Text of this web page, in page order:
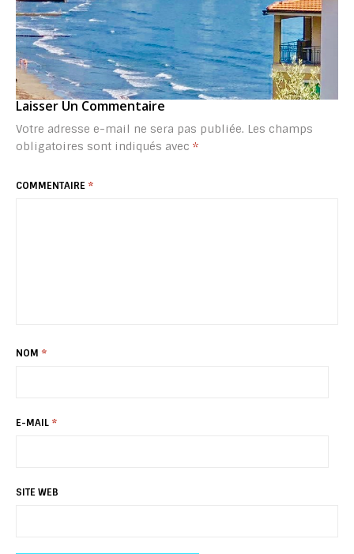
Laisser Un Commentaire
Votre adresse e-mail ne sera pas publiée. Les champs
obligatoires sont indiqués avec *
COMMENTAIRE *
NOM *
E-MAIL *
SITE WEB